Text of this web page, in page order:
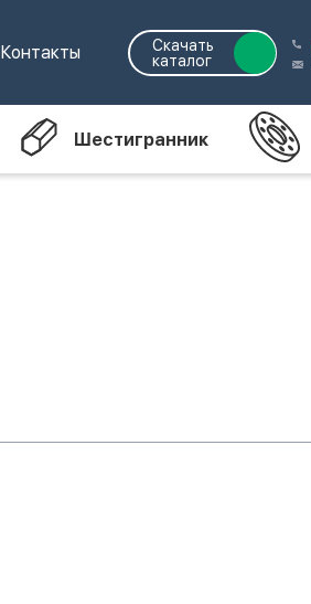
Контакты
Скачать
каталог
Шестигранник